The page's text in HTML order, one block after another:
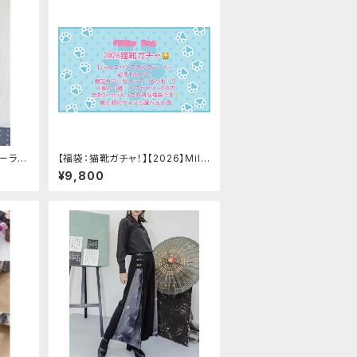
ラー
【福袋：猫靴ガチャ！】【2026】Milk
y Rag 福袋
¥9,800